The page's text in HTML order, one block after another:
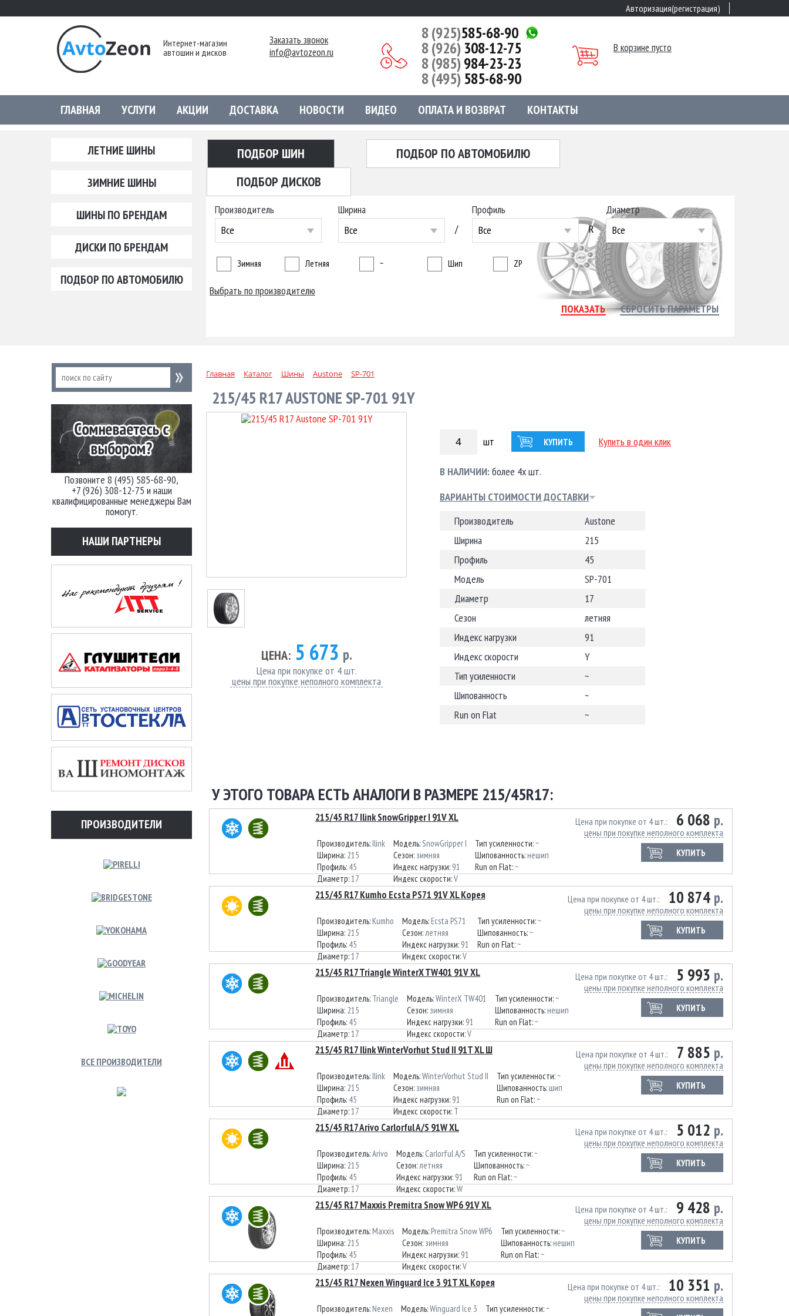
Авторизация(регистрация)
Интернет-магазин
автошин и дисков
Заказать звонок
info@avtozeon.ru
8 (925)585-68-90
8 (926) 308-12-75
8 (985)984-23-23
8 (495) 585-68-90
В корзине пусто
ГЛАВНАЯ УСЛУГИ АКЦИИ ДОСТАВКА НОВОСТИ ВИДЕО ОПЛАТА И ВОЗВРАТ КОНТАКТЫ
ЛЕТНИЕ ШИНЫ
ЗИМНИЕ ШИНЫ
ШИНЫ ПО БРЕНДАМ
ДИСКИ ПО БРЕНДАМ
ПОДБОР ПО АВТОМОБИЛЮ
ПОДБОР ШИН
ПОДБОР ПО АВТОМОБИЛЮ
ПОДБОР ДИСКОВ
Производитель
Все
Ширина
Все
/
Профиль
Все
R
Диаметр
Все
Зимняя Летняя ~ Шип ZP
Выбрать по производителю
Позвоните 8 (495) 585-68-90,
+7 (926) 308-12-75 и наши
квалифицированные менеджеры Вам
помогут.
НАШИ ПАРТНЕРЫ
ПРОИЗВОДИТЕЛИ
ВСЕ ПРОИЗВОДИТЕЛИ
Главная Каталог Шины Austone SP-701
215/45 R17 AUSTONE SP-701 91Y
ЦЕНА:5 673 р.
Цена при покупке от 4 шт.
цены при покупке неполного комплекта
шт КУПИТЬ Купить в один клик
В НАЛИЧИИ:более 4х шт.
ВАРИАНТЫ СТОИМОСТИ ДОСТАВКИ
Производитель
Austone
Ширина
215
Профиль
45
Модель
SP-701
Диаметр
17
Сезон
летняя
Индекс нагрузки
91
Индекс скорости
Y
Тип усиленности
~
Шипованность
~
Run on Flat
~
У ЭТОГО ТОВАРА ЕСТЬ АНАЛОГИ В РАЗМЕРЕ 215/45R17:
215/45 R17 Ilink SnowGripper I 91V XL 6 068 р.
Цена при покупке от 4 шт.
цены при покупке неполного комплекта
КУПИТЬ
Производитель: Ilink
Ширина: 215
Профиль: 45
Диаметр:17
Модель:SnowGripper I
Сезон: зимняя
Индекс нагрузки: 91
Индекс скорости:V
Тип усиленности:~
Шипованность: нешип
Run on Flat:~
215/45 R17 Kumho Ecsta PS71 91V XL Корея 10 874 р.
Цена при покупке от 4 шт.
цены при покупке неполного комплекта
КУПИТЬ
Производитель: Kumho
Ширина: 215
Профиль: 45
Диаметр:17
Модель: Ecsta PS71
Сезон:летняя
Индекс нагрузки: 91
Индекс скорости:V
Тип усиленности:~
Шипованность:~
Run on Flat:~
215/45 R17 Triangle WinterX TW401 91V XL 5 993 р.
Цена при покупке от 4 шт.
цены при покупке неполного комплекта
КУПИТЬ
Производитель: Triangle
Ширина: 215
Профиль: 45
Диаметр:17
Модель:WinterX TW401
Сезон: зимняя
Индекс нагрузки: 91
Индекс скорости:V
Тип усиленности:~
Шипованность: нешип
Run on Flat:~
215/45 R17 Ilink WinterVorhut Stud II 91T XL Ш 7 885 р.
Цена при покупке от 4 шт.
цены при покупке неполного комплекта
КУПИТЬ
Производитель: Ilink
Ширина: 215
Профиль: 45
Диаметр:17
Модель:WinterVorhut Stud II
Сезон: зимняя
Индекс нагрузки: 91
Индекс скорости: T
Тип усиленности:~
Шипованность: шип
Run on Flat:~
215/45 R17 Arivo Carlorful A/S 91W XL 5 012 р.
Цена при покупке от 4 шт.
цены при покупке неполного комплекта
КУПИТЬ
Производитель:Arivo
Ширина: 215
Профиль: 45
Диаметр:17
Модель: Carlorful A/S
Сезон:летняя
Индекс нагрузки: 91
Индекс скорости:W
Тип усиленности:~
Шипованность:~
Run on Flat:~
215/45 R17 Maxxis Premitra Snow WP6 91V XL 9 428 р.
Цена при покупке от 4 шт.
цены при покупке неполного комплекта
КУПИТЬ
Производитель: Maxxis
Ширина: 215
Профиль: 45
Диаметр:17
Модель: Premitra Snow WP6
Сезон: зимняя
Индекс нагрузки: 91
Индекс скорости:V
Тип усиленности:~
Шипованность: нешип
Run on Flat:~
215/45 R17 Nexen Winguard Ice 3 91T XL Корея 10 351 р.
Цена при покупке от 4 шт.
цены при покупке неполного комплекта
Производитель: Nexen
Модель:Winguard Ice 3
Тип усиленности:~